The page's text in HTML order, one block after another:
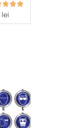
lei